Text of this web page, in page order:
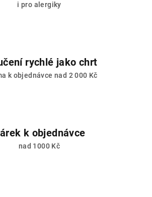
i pro alergiky
rychlé jako chrt
k objednávce nad 2 000 Kč
k objednávce
nad 1000 Kč